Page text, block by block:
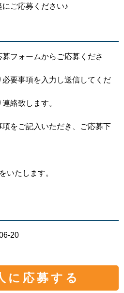
ご応募ください♪
フォームからご応募くださ
必要事項を入力し送信してくだ
絡致します。
をご記入いただき、ご応募下
いたします。
20
に応募する